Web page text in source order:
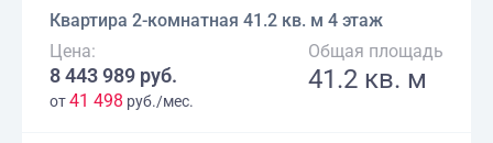
Квартира 2-комнатная 41.2 кв. м 4 этаж
Цена:
8 443 989 руб.
от41 498 руб./мес.
Общая площадь
41.2 кв. м